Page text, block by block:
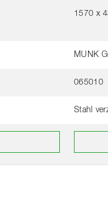
1570 x
MUNK
065010
Stahl